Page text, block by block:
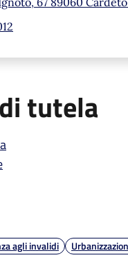
tutela
agli invalidi